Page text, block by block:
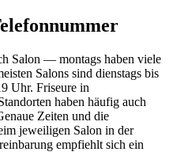
Salon — montags haben viele
Salons sind dienstags bis
Uhr. Friseure in
haben häufig auch
Zeiten und die
jeweiligen Salon in der
empfiehlt sich ein